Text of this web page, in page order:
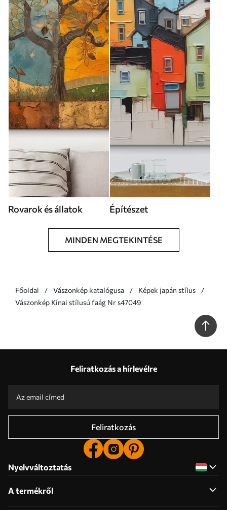
Rovarok és állatok Építészet
MINDEN MEGTEKINTÉSE
Főoldal Vászonkép katalógusa
Képek japán stílus
Vászonkép Kínai stílusú faág Nr s47049
Feliratkozás a hírlevélre
Feliratkozás
Nyelvváltoztatás
A termékről